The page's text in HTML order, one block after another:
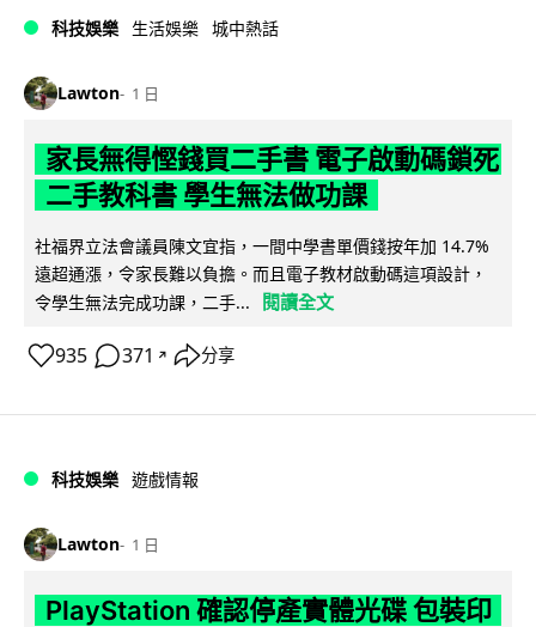
科技娛樂 生活娛樂 城中熱話
Lawton 1 日
家長無得慳錢買二手書 電子啟動碼鎖死
二手教科書 學生無法做功課
社福界立法會議員陳文宜指，一間中學書單價錢按年加 14.7%
遠超通漲，令家長難以負擔。而且電子教材啟動碼這項設計，
令學生無法完成功課，二手...
閱讀全文
935 371 ↗ 分享
科技娛樂 遊戲情報
Lawton 1 日
PlayStation 確認停產實體光碟 包裝印